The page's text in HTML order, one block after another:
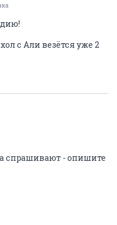
с Али везётся уже 2
спрашивают - опишите